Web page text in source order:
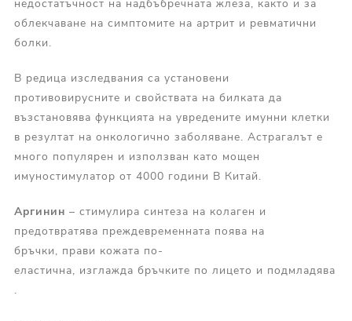
недостатъчност на надбъбречната жлеза, както и за
облекчаване на симптомите на артрит и ревматични
болки.
В редица изследвания са установени
противовирусните и свойствата на билката да
възстановява функцията на увредените имунни клетки
в резултат на онкологично заболяване. Астрагалът е
много популярен и използван като мощен
имуностимулатор от 4000 години В Китай.
Аргинин – стимулира синтеза на колаген и
предотвратява преждевременната поява на
бръчки, прави кожата по-
еластична, изглажда бръчките по лицето и подмладява
.